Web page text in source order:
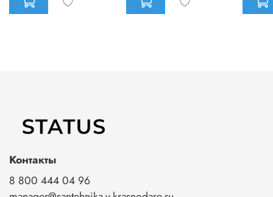
Контакты
8 800 444 04 96